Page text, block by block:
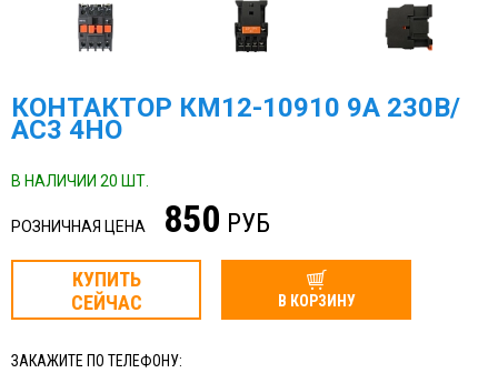
КОНТАКТОР КМ12-10910 9А 230В/
АС3 4НО
В НАЛИЧИИ 20 ШТ.
РОЗНИЧНАЯ ЦЕНА 850 РУБ
КУПИТЬ
СЕЙЧАС
В КОРЗИНУ
ЗАКАЖИТЕ ПО ТЕЛЕФОНУ: